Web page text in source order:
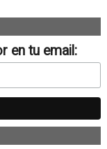
en tu email: